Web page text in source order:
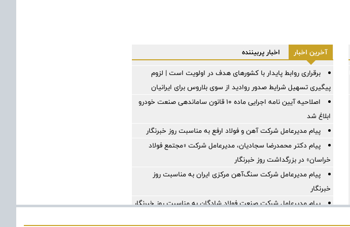
آخرین اخبار
اخبار پربیننده
برقراری روابط پایدار با کشورهای هدف در اولویت است | لزوم
پیگیری تسهیل شرایط صدور روادید از سوی بلاروس برای ایرانیان
اصلاحیه آیین نامه اجرایی ماده ۱۰ قانون ساماندهی صنعت خودرو
ابلاغ شد
پیام مدیرعامل شرکت آهن و فولاد ارفع به مناسبت روز خبرنگار
پیام دکتر محمدرضا سجادیان، مدیرعامل شرکت «مجتمع فولاد
خراسان» در بزرگداشت روز خبرنگار
پیام مدیرعامل شرکت سنگ‌آهن مرکزی ایران به مناسبت روز
خبرنگار
پیام مدیرعامل شرکت صنعت فولاد شادگان به مناسبت روز خبرنگار